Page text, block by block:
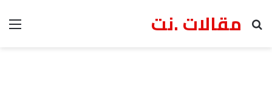
مقالات .نت
بحث عن